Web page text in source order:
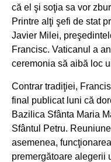
că el şi soţia sa vor
Printre alţi şefi de stat
Javier Milei,
Francisc. Vaticanul a
ceremonia să aibă loc
Contrar tradiţiei,
final publicat luni că
Bazilica Sfânta Maria
Sfântul Petru.
asemenea,
premergătoare alegerii